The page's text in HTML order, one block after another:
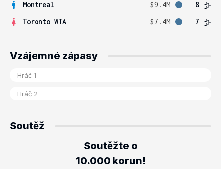
Montreal $9.4M
8
Toronto WTA
$7.4M 7
Vzájemné zápasy
Soutěž
Soutěžte o
10.000 korun!